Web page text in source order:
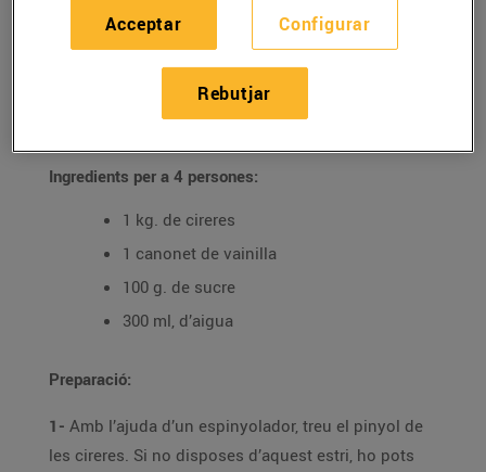
RECEPTES
Sopa de cireres
Ingredients per a 4 persones:
1 kg. de cireres
1 canonet de vainilla
100 g. de sucre
300 ml, d’aigua
Preparació:
1- Amb l’ajuda d’un espinyolador, treu el pinyol de
les cireres. Si no disposes d’aquest estri, ho pots
Configurar
Rebutjar
Acceptar